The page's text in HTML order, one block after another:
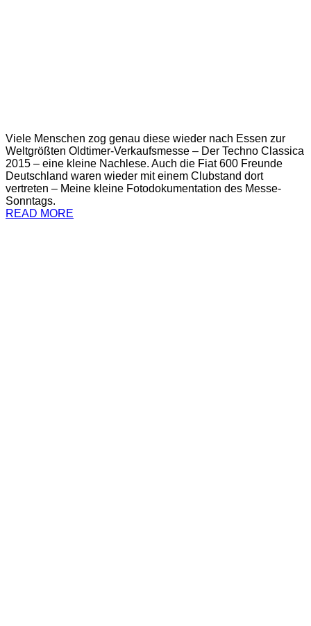
Viele Menschen zog genau diese wieder nach Essen zur
Weltgrößten Oldtimer-Verkaufsmesse – Der Techno Classica
2015 – eine kleine Nachlese. Auch die Fiat 600 Freunde
Deutschland waren wieder mit einem Clubstand dort
vertreten – Meine kleine Fotodokumentation des Messe-
Sonntags.
READ MORE